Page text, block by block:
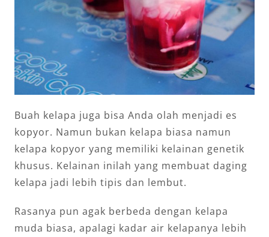
Buah kelapa juga bisa Anda olah menjadi es
kopyor. Namun bukan kelapa biasa namun
kelapa kopyor yang memiliki kelainan genetik
khusus. Kelainan inilah yang membuat daging
kelapa jadi lebih tipis dan lembut.
Rasanya pun agak berbeda dengan kelapa
muda biasa, apalagi kadar air kelapanya lebih